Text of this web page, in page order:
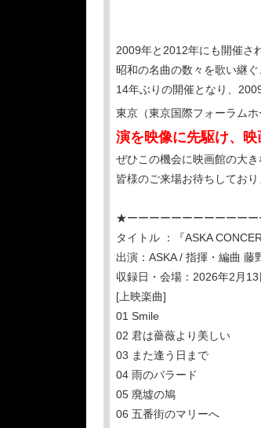
2009年と2012年にも開催さ
昭和の名曲の数々を歌い継
14年ぶりの開催となり、
東京（東京国際フォーラム
演を映像に先駆け、
ぜひこの機会に映画館の大
皆様のご来場お待ちしており
★ーーーーーーーーーーー
タイトル ：『ASKA
出演：ASKA / 指揮・編曲
収録日・会場：2026年2月
[上映楽曲]
01 Smile
02 君は薔薇より美しい
03 また逢う⽇まで
04 ⾬のバラード
05 廃墟の鳩
06 五番街のマリーへ